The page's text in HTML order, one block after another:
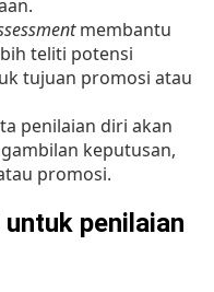
membantu
teliti potensi
tujuan promosi atau
penilaian diri akan
keputusan,
promosi.
penilaian